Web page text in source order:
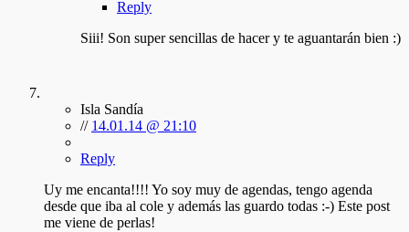
Reply
Siii! Son super sencillas de hacer y te aguantarán bien :)
Isla Sandía
// 14.01.14 @ 21:10
Reply
Uy me encanta!!!! Yo soy muy de agendas, tengo agenda
desde que iba al cole y además las guardo todas :-) Este post
me viene de perlas!